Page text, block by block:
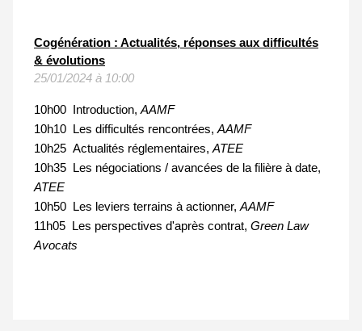
Cogénération : Actualités, réponses aux difficultés
& évolutions
25/01/2024 à 10:00
10h00 Introduction, AAMF
10h10
Les difficultés rencontrées, AAMF
10h25 Actualités réglementaires, ATEE
10h35 Les négociations / avancées de la filière à date,
ATEE
10h50 Les leviers terrains à actionner, AAMF
11h05 Les perspectives d'après contrat, Green Law
Avocats